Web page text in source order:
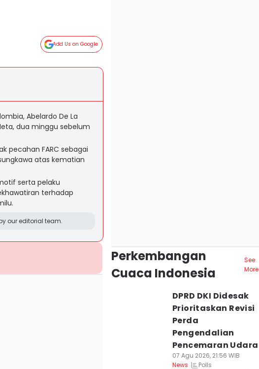
Add Us on Google
Abelardo De La
dua minggu sebelum
pecahan FARC sebagai
atas kematian
serta pelaku
terhadap
our editorial team.
Perkembangan
Cuaca Indonesia
See
More
DPRD DKI Didesak
Prioritaskan Revisi
Perda
Pengendalian
Pencemaran Udara
07 Agu 2026, 21:56 WIB
News
Polls